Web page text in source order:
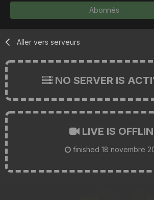
Abonnés
Aller vers serveurs
NO SERVER IS
LIVE IS
finished 18 novembre